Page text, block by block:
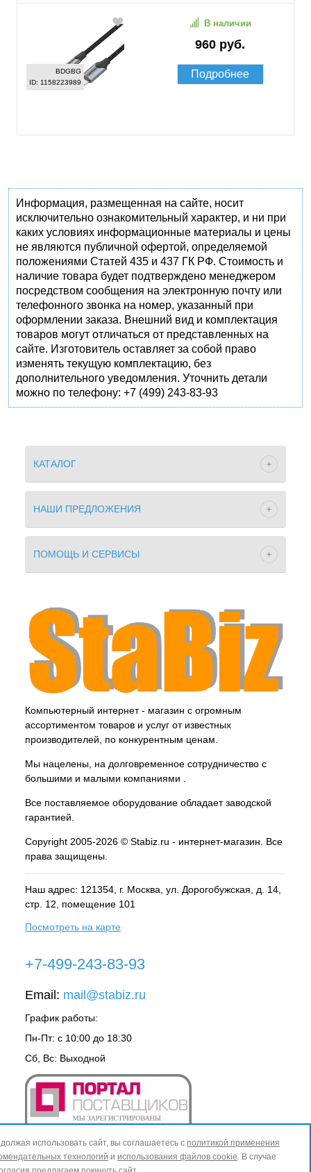
BDGBG
ID: 1158223989
960 руб.
В наличии
Подробнее
Информация, размещенная на сайте, носит
исключительно ознакомительный характер, и ни при
каких условиях информационные материалы и цены
не являются публичной офертой, определяемой
положениями Статей 435 и 437 ГК РФ. Стоимость и
наличие товара будет подтверждено менеджером
посредством сообщения на электронную почту или
телефонного звонка на номер, указанный при
оформлении заказа. Внешний вид и комплектация
товаров могут отличаться от представленных на
сайте. Изготовитель оставляет за собой право
изменять текущую комплектацию, без
дополнительного уведомления. Уточнить детали
можно по телефону: +7 (499) 243-83-93
КАТАЛОГ
НАШИ ПРЕДЛОЖЕНИЯ
ПОМОЩЬ И СЕРВИСЫ
Компьютерный интернет - магазин с огромным
ассортиментом товаров и услуг от известных
производителей, по конкурентным ценам.
Мы нацелены, на долговременное сотрудничество с
большими и малыми компаниями .
Все поставляемое оборудование обладает заводской
гарантией.
Copyright 2005-2026 © Stabiz.ru - интернет-магазин. Все
права защищены.
Наш адрес: 121354, г. Москва , ул. Дорогобужская, д. 14,
стр. 12, помещение 101
Посмотреть на карте
+7-499-243-83-93
Email: mail@stabiz.ru
График работы:
Пн-Пт: с 10:00 до 18:30
Сб, Вс: Выходной
использовать сайт, вы соглашаетесь с политикой применения
технологий и использования файлов cookie. В случае